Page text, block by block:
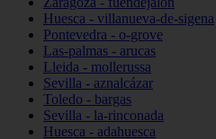
Huesca - villanueva-de-sigena
Pontevedra - o-grove
Las-palmas - arucas
Lleida - mollerussa
Sevilla - aznalcázar
Toledo - bargas
Sevilla - la-rinconada
Huesca - adahuesca